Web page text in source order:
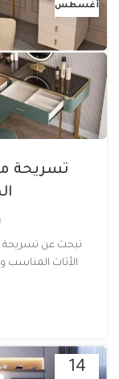
أغسطس
تبحث عن تسريحة
الأثاث المناسب
14